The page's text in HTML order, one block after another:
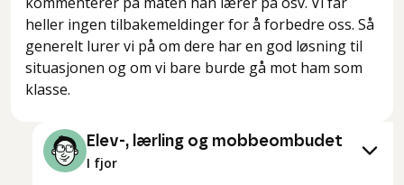
heller ingen tilbakemeldinger for å forbedre oss. Så
generelt lurer vi på om dere har en god løsning til
situasjonen og om vi bare burde gå mot ham som
klasse.
Elev-, lærling og mobbeombudet
I fjor